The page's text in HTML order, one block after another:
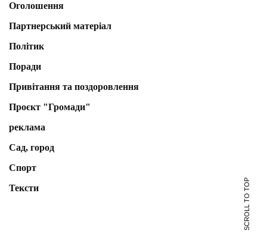
Оголошення
Партнерський матеріал
Політик
Поради
Привітання та поздоровлення
Проєкт "Громади"
реклама
Сад, город
Спорт
Тексти
SCROLL TO TOP